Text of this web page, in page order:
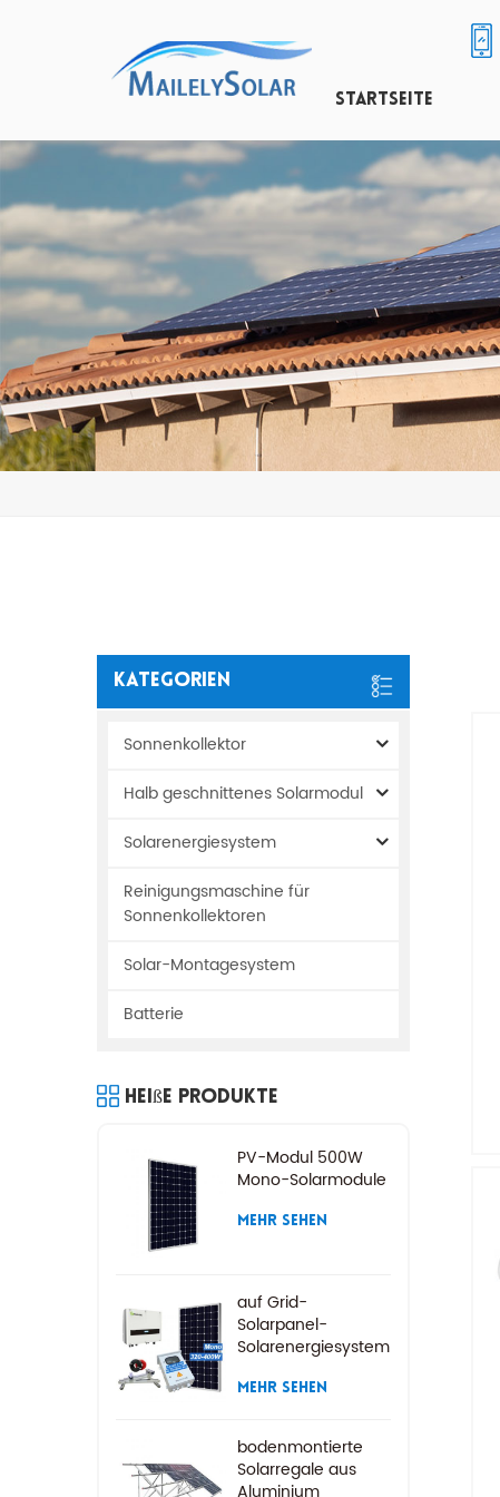
STARTSEITE
Kategorien
Sonnenkollektor
Halb geschnittenes Solarmodul
Solarenergiesystem
Reinigungsmaschine für
Sonnenkollektoren
Solar-Montagesystem
Batterie
Heiße Produkte
PV-Modul 500W
Mono-Solarmodule
MEHR SEHEN
auf Grid-
Solarpanel-
Solarenergiesystem
MEHR SEHEN
bodenmontierte
Solarregale aus